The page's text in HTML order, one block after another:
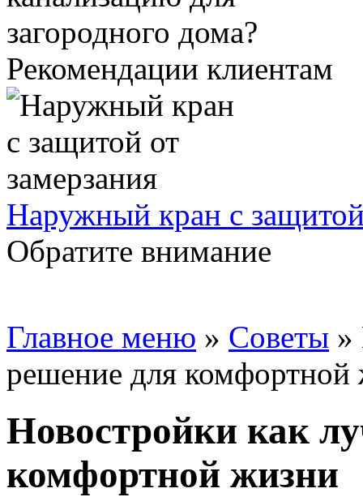
Рекомендации клиентам
Наружный кран с
Обратите внимание
Главное меню » Советы »
решение для комфортной
Новостройки как
комфортной жизни